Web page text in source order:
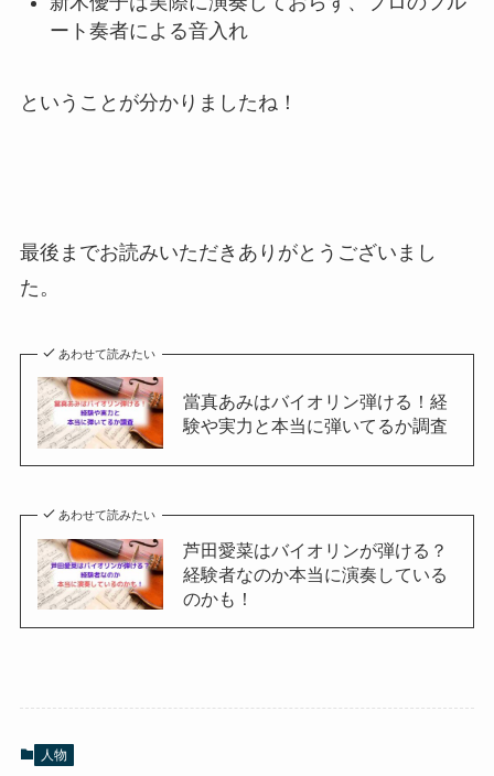
ート奏者による音入れ
ということが分かりましたね！
最後までお読みいただきありがとうございまし
た。
あわせて読みたい
當真あみはバイオリン弾ける！経
験や実力と本当に弾いてるか調査
あわせて読みたい
芦田愛菜はバイオリンが弾ける？
経験者なのか本当に演奏している
のかも！
人物